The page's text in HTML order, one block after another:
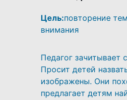
Цель:повторение
внимания
Педагог зачитывает
Просит детей
изображены. Они
предлагает детям